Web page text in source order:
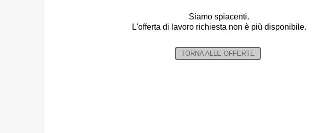
Siamo spiacenti.
L'offerta di lavoro richiesta non è più disponibile.
TORNA ALLE OFFERTE